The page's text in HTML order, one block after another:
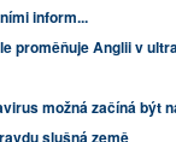
inform...
proměňuje Anglii v
možná začíná být
slušná země